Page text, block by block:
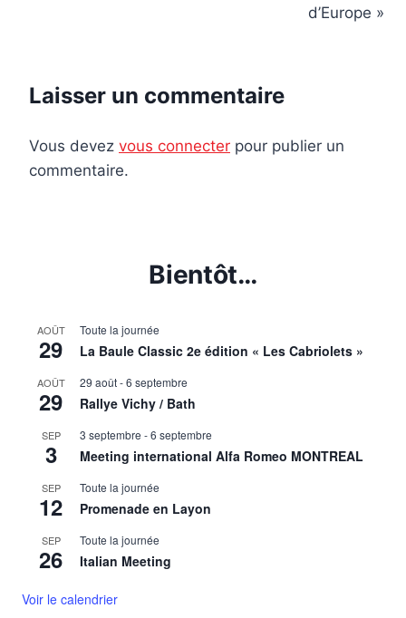
d’Europe »
Laisser un commentaire
Vous devez vous connecter pour publier un
commentaire.
Bientôt…
AOÛT
29
Toute la journée
La Baule Classic 2e édition « Les Cabriolets »
AOÛT
29
29 août-6 septembre
Rallye Vichy / Bath
SEP
3
3 septembre -6 septembre
Meeting international Alfa Romeo MONTREAL
SEP
12
Toute la journée
Promenade en Layon
SEP
26
Toute la journée
Italian Meeting
Voir le calendrier